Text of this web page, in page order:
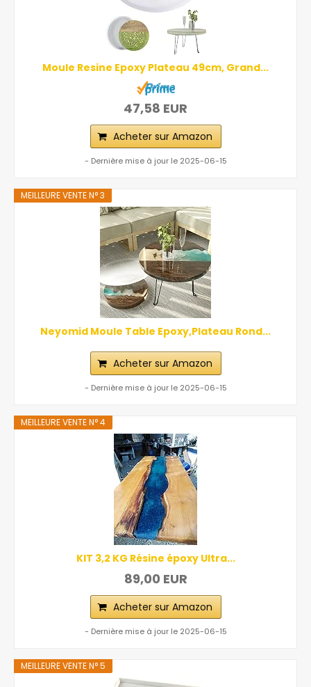
Moule Resine Epoxy Plateau 49cm, Grand...
47,58 EUR
Acheter sur Amazon
- Dernière mise à jour le 2025-06-15
MEILLEURE VENTE N° 3
Neyomid Moule Table Epoxy,Plateau Rond...
Acheter sur Amazon
- Dernière mise à jour le 2025-06-15
MEILLEURE VENTE N° 4
KIT 3,2 KG Résine époxy Ultra...
89,00 EUR
Acheter sur Amazon
- Dernière mise à jour le 2025-06-15
MEILLEURE VENTE N° 5